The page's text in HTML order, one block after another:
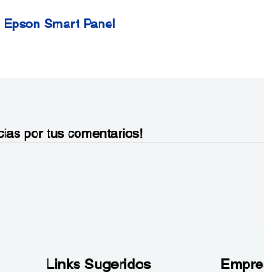
Smart Panel
por tus comentarios!
Links Sugeridos